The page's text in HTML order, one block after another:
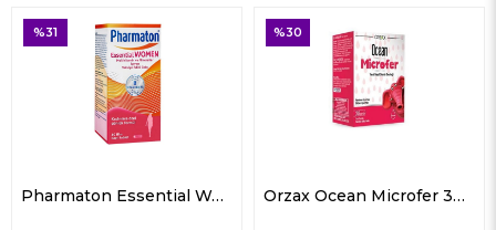
Pharmaton Essential Women 30 Tablet Orzax Ocean Microfer 30 ml
%30 %34